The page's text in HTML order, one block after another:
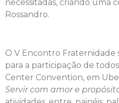
necessitadas, criando uma
Rossandro.
O V Encontro Fraternidade
para a participação de
Center Convention, em
Servir com amor e